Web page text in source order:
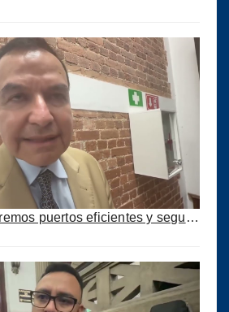
Ayala: ahora tendremos puertos eficientes y seguros con esta ley aprobada